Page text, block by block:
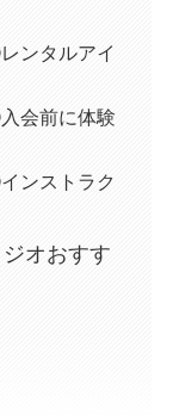
ンタルアイ
会前に体験
ンストラク
オおすす